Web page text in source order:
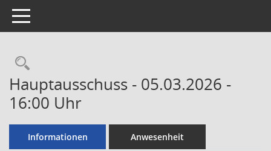
Toggle navigation
Rechercheauswahl
Hauptausschuss - 05.03.2026 -
16:00 Uhr
Informationen Anwesenheit